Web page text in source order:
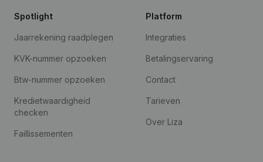
Spotlight
Jaarrekening raadplegen
KVK-nummer opzoeken
Btw-nummer opzoeken
Kredietwaardigheid
checken
Faillissementen
Platform
Integraties
Betalingservaring
Contact
Tarieven
Over Liza